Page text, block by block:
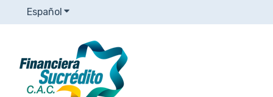
Español Traducciones de Mostrar submenú de